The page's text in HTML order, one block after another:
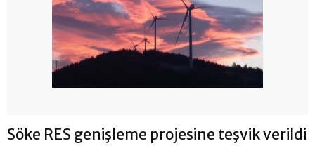
Söke RES genişleme projesine teşvik verildi